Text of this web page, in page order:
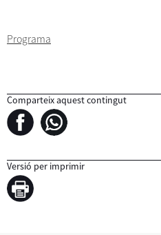
Programa
Comparteix aquest contingut
Versió per imprimir